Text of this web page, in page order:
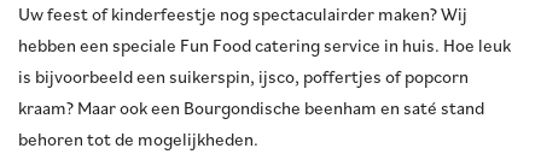
Uw feest of kinderfeestje nog spectaculairder maken? Wij
hebben een speciale Fun Food catering service in huis. Hoe leuk
is bijvoorbeeld een suikerspin, ijsco, poffertjes of popcorn
kraam? Maar ook een Bourgondische beenham en saté stand
behoren tot de mogelijkheden.